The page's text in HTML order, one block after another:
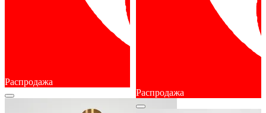
Распродажа
Распродажа